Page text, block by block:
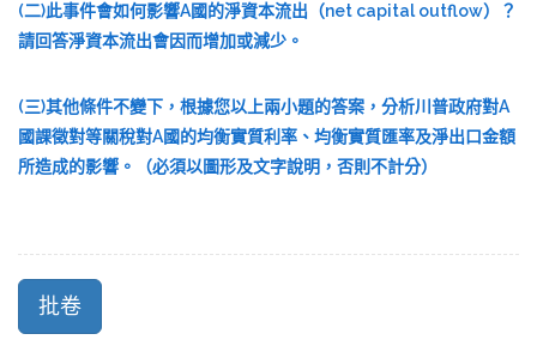
(二)此事件會如何影響A國的淨資本流出（net capital outflow）？
請回答淨資本流出會因而增加或減少。
(三)其他條件不變下，根據您以上兩小題的答案，分析川普政府對A
國課徵對等關稅對A國的均衡實質利率、均衡實質匯率及淨出口金額
所造成的影響。（必須以圖形及文字說明，否則不計分）